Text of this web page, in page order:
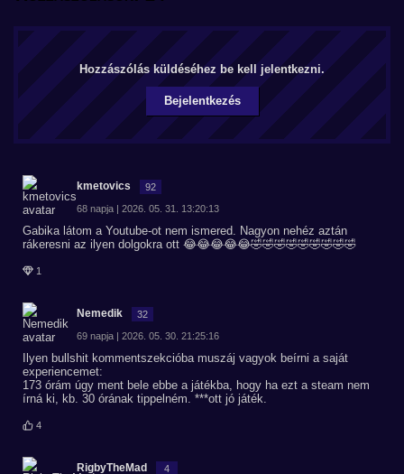
Hozzászólás küldéséhez be kell jelentkezni.
Bejelentkezés
kmetovics 92
68 napja | 2026. 05. 31. 13:20:13
Gabika látom a Youtube-ot nem ismered. Nagyon nehéz aztán
rákeresni az ilyen dolgokra ott 😂😂😂😂😂🤣🤣🤣🤣🤣🤣🤣🤣🤣
1
Nemedik 32
69 napja | 2026. 05. 30. 21:25:16
Ilyen bullshit kommentszekcióba muszáj vagyok beírni a saját
experiencemet:
173 órám úgy ment bele ebbe a játékba, hogy ha ezt a steam nem
írná ki, kb. 30 órának tippelném. ***ott jó játék.
4
RigbyTheMad 4